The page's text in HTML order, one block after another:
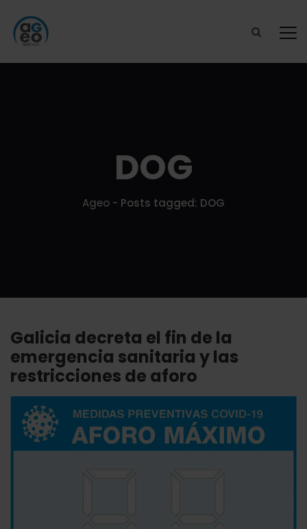
DOG
Ageo - Posts tagged: DOG
Galicia decreta el fin de la
emergencia sanitaria y las
restricciones de aforo